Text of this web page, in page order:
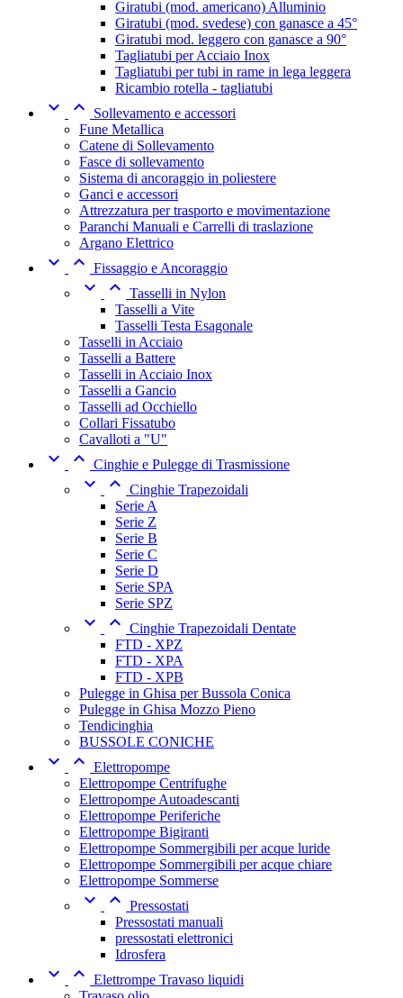
Giratubi (mod. americano) Alluminio
Giratubi (mod. svedese) con ganasce a 45°
Giratubi mod. leggero con ganasce a 90°
Tagliatubi per Acciaio Inox
Tagliatubi per tubi in rame in lega leggera
Ricambio rotella - tagliatubi
 
Sollevamento e accessori
Fune Metallica
Catene di Sollevamento
Fasce di sollevamento
Sistema di ancoraggio in poliestere
Ganci e accessori
Attrezzatura per trasporto e movimentazione
Paranchi Manuali e Carrelli di traslazione
Argano Elettrico
  Fissaggio e Ancoraggio
  Tasselli in Nylon
Tasselli a Vite
Tasselli Testa Esagonale
Tasselli in Acciaio
Tasselli a Battere
Tasselli in Acciaio Inox
Tasselli a Gancio
Tasselli ad Occhiello
Collari Fissatubo
Cavalloti a "U"
  Cinghie e Pulegge di Trasmissione
  Cinghie Trapezoidali
Serie A
Serie Z
Serie B
Serie C
Serie D
Serie SPA
Serie SPZ
  Cinghie Trapezoidali Dentate
FTD - XPZ
FTD - XPA
FTD - XPB
Pulegge in Ghisa per Bussola Conica
Pulegge in Ghisa Mozzo Pieno
Tendicinghia
BUSSOLE CONICHE
  Elettropompe
Elettropompe Centrifughe
Elettropompe Autoadescanti
Elettropompe Periferiche
Elettropompe Bigiranti
Elettropompe Sommergibili per acque luride
Elettropompe Sommergibili per acque chiare
Elettropompe Sommerse
  Pressostati
Pressostati manuali
pressostati elettronici
Idrosfera
  Elettrompe Travaso liquidi